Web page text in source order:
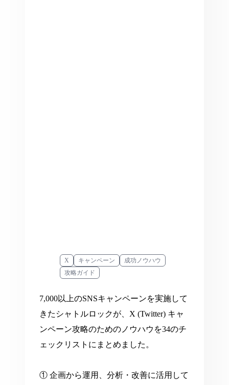
X キャンペーン
成功ノウハウ
攻略ガイド
7,000以上のSNSキャンペーンを実施して
きたシャトルロックが、X (Twitter) キャ
ンペーン攻略のためのノウハウを34のチ
ェックリストにまとめました。
① 企画から運用、分析・改善に活用して